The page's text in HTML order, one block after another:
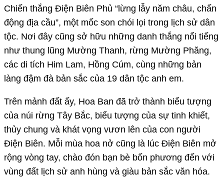
Chiến thắng Điện Biên Phủ “lừng lẫy năm châu, chấn
động địa cầu”, một mốc son chói lọi trong lịch sử dân
tộc. Nơi đây cũng sở hữu những danh thắng nổi tiếng
như thung lũng Mường Thanh, rừng Mường Phăng,
các di tích Him Lam, Hồng Cúm, cùng những bản
làng đậm đà bản sắc của 19 dân tộc anh em.
Trên mảnh đất ấy, Hoa Ban đã trở thành biểu tượng
của núi rừng Tây Bắc, biểu tượng của sự tinh khiết,
thủy chung và khát vọng vươn lên của con người
Điện Biên. Mỗi mùa hoa nở cũng là lúc Điện Biên mở
rộng vòng tay, chào đón bạn bè bốn phương đến với
vùng đất lịch sử anh hùng và giàu bản sắc văn hóa.